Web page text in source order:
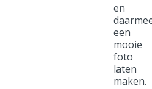
en
een
mooie
foto
laten
maken.